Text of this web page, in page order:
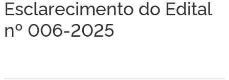
Esclarecimento do Edital
nº 006-2025